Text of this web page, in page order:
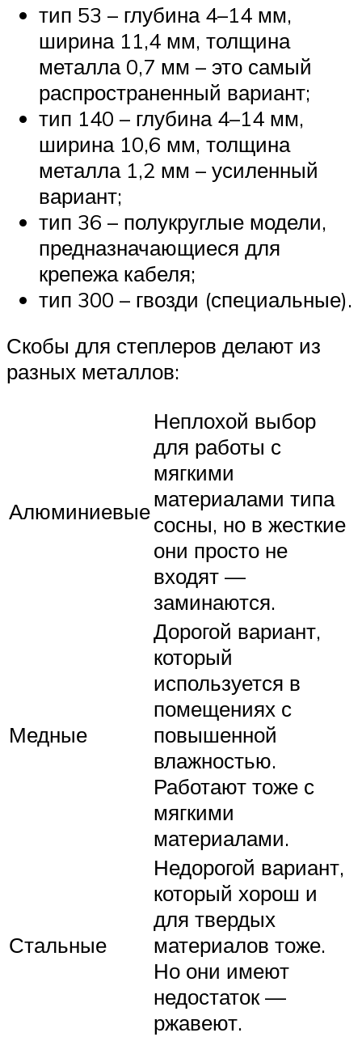
тип 53 – глубина 4–14 мм,
ширина 11,4 мм, толщина
металла 0,7 мм – это самый
распространенный вариант;
тип 140 – глубина 4–14 мм,
ширина 10,6 мм, толщина
металла 1,2 мм – усиленный
вариант;
тип 36 – полукруглые модели,
предназначающиеся для
крепежа кабеля;
тип 300 – гвозди (специальные).
Скобы для степлеров делают из
разных металлов:
Алюминиевые
Неплохой выбор
для работы с
мягкими
материалами типа
сосны, но в жесткие
они просто не
входят —
заминаются.
Медные
Дорогой вариант,
который
используется в
помещениях с
повышенной
влажностью.
Работают тоже с
мягкими
материалами.
Стальные
Недорогой вариант,
который хорош и
для твердых
материалов тоже.
Но они имеют
недостаток —
ржавеют.